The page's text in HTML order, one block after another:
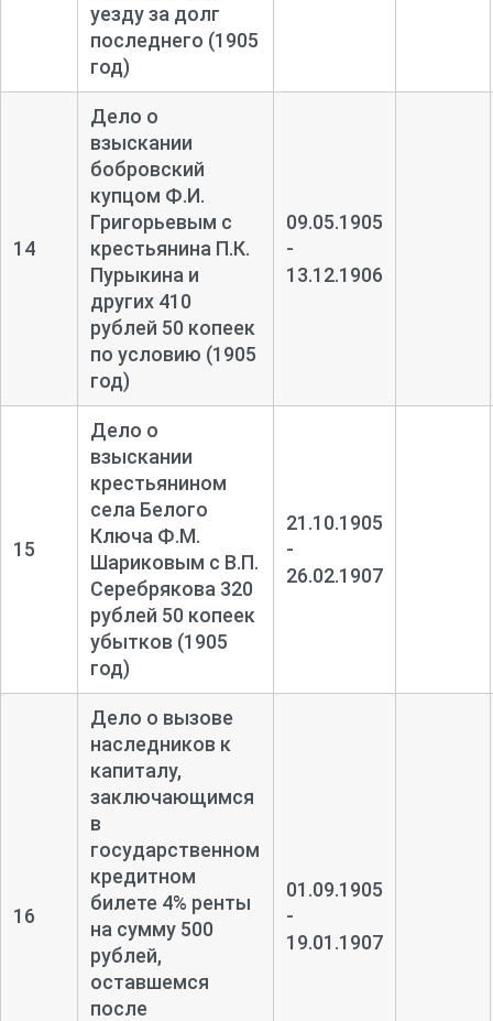
уезду за долг
последнего (1905
год)
14
Дело о
взыскании
бобровский
купцом Ф.И.
Григорьевым с
крестьянина П.К.
Пурыкина и
других 410
рублей 50 копеек
по условию (1905
год)
09.05.1905
-
13.12.1906
15
Дело о
взыскании
крестьянином
села Белого
Ключа Ф.М.
Шариковым с В.П.
Серебрякова 320
рублей 50 копеек
убытков (1905
год)
21.10.1905
-
26.02.1907
16
Дело о вызове
наследников к
капиталу,
заключающимся
в
государственном
кредитном
билете 4% ренты
на сумму 500
рублей,
оставшемся
после
01.09.1905
-
19.01.1907